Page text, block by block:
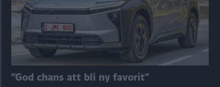
”God chans att bli ny favorit”